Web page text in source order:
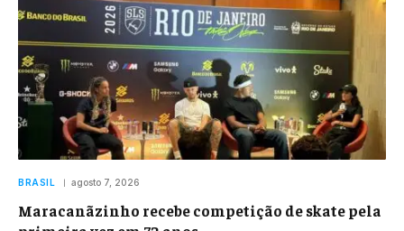
BRASIL agosto 7, 2026
Maracanãzinho recebe competição de skate pela